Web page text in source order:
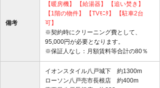
備考
【暖房機】
【給湯器】
【追い焚き】
【1階の物件】
【TVﾓﾆﾀ】
【駐車2台
可】
※契約時にクリーニング費として、
95,000円が必要となります。
※保証人なし：月額賃料等合計の80％
イオンスタイル八戸城下 約1300m
ローソン八戸売市長根店 約400m